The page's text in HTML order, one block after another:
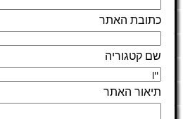
כתובת האתר
שם קטגוריה
תיאור האתר